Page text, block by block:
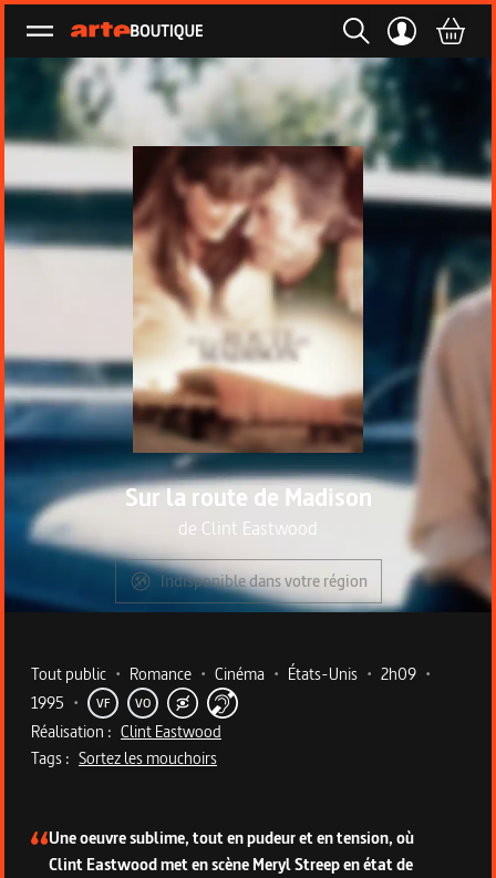
Ouvrir le menu
Sur la route de Madison
de Clint Eastwood
Indisponible dans votre région
Metadata du programme
Tout public • Romance • Cinéma • États-Unis • 2h09 •
1995 • VF VO
Réalisation : Clint Eastwood
Tags : Sortez les mouchoirs
Une oeuvre sublime, tout en pudeur et en tension, où
Clint Eastwood met en scène Meryl Streep en état de